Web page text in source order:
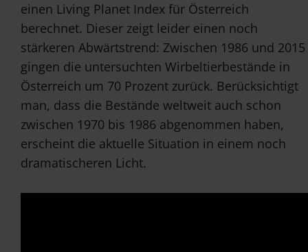
einen Living Planet Index für Österreich
berechnet. Dieser zeigt leider einen noch
stärkeren Abwärtstrend: Zwischen 1986 und 2015
gingen die untersuchten Wirbeltierbestände in
Österreich um 70 Prozent zurück. Berücksichtigt
man, dass die Bestände weltweit auch schon
zwischen 1970 bis 1986 abgenommen haben,
erscheint die aktuelle Situation in einem noch
dramatischeren Licht.